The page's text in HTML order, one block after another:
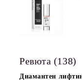
Ревюта (138)
Диамантен